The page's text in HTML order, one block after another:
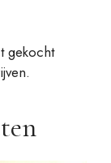
gekocht